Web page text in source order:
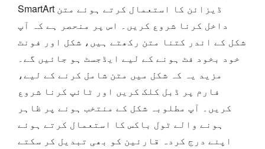
SmartArt ڈیزائن کا استعمال کرتے ہوئے متن
داخل کرنا شروع کریں۔ اس پر منحصر ہے کہ آپ
شکل کے اندر کتنا متن رکھتے ہیں، شکل اور فونٹ
خود بخود فٹ ہونے کے لیے ایڈجسٹ ہو جائیں گے۔
مزید یہ کہ شکل میں متن شامل کرنے کے لیے،
فارم پر ڈبل کلک کریں اور ٹائپ کرنا شروع
کریں۔ آپ مطلوبہ شکل کے منتخب ہونے پر ظاہر
ہونے والے ٹول باکس کا استعمال کرتے ہوئے
اپنے درج کردہ قارئین کو بھی تبدیل کر سکتے